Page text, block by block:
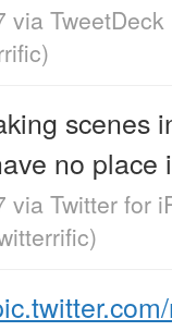
via TweetDeck
)
scenes
no place
via Twitter for
)